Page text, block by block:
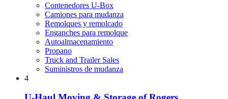
Contenedores U-Box
Camiones para mudanza
Remolques y remolcado
Enganches para remolque
Autoalmacenamiento
Propano
Truck and Trailer Sales
Suministros de mudanza
4